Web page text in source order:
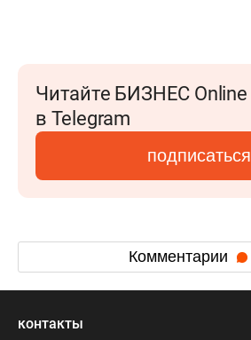
Читайте БИЗНЕС Online
в Telegram
подписаться
Комментарии
контакты